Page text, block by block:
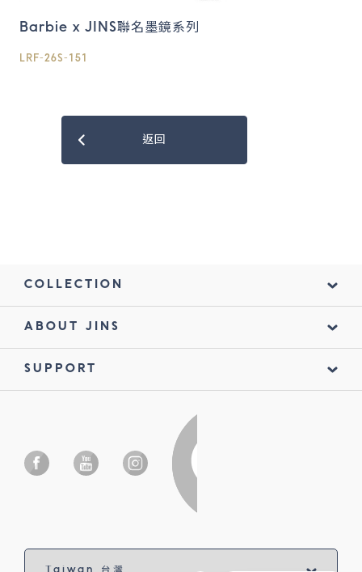
Barbie x JINS聯名墨鏡系列
LRF-26S-151
返回
COLLECTION
ABOUT JINS
SUPPORT